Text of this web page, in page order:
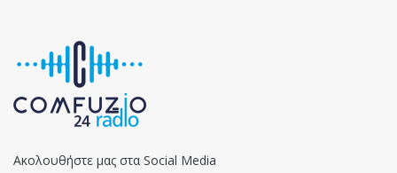
Ακολουθήστε μας στα Social Media